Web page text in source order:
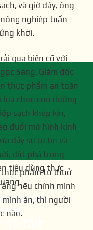
và giờ đây, ông
nghiệp tuần
khởi.
qua biến cố với
Sáng, Giám đốc
thực phẩm an toàn
lựa chọn con đường
sạch khép kín,
đuổi mô hình kinh
đầy sự tự tin và
đột phá trong
tiêu dùng thực
BẨN
thực phẩm từ thuở
nếu chính mình
ăn, thì người
nào.